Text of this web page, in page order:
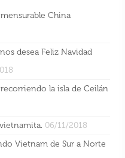
China
desea Feliz Navidad
la isla de Ceilán
06/11/2018
Vietnam de Sur a Norte